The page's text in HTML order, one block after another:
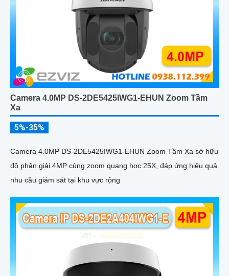
Camera 4.0MP DS-2DE5425IWG1-EHUN Zoom Tầm
Xa
5%-35%
Camera 4.0MP DS-2DE5425IWG1-EHUN Zoom Tầm Xa sở hữu
độ phân giải 4MP cùng zoom quang học 25X, đáp ứng hiệu quả
nhu cầu giám sát tại khu vực rộng